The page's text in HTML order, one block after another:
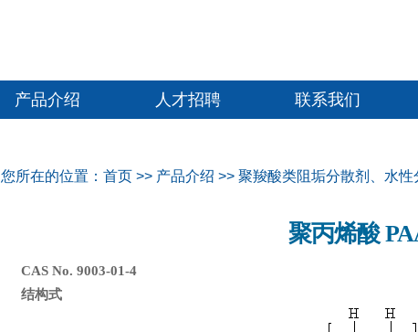
产品介绍 人才招聘 联系我们
您所在的位置：首页 >> 产品介绍 >>聚羧酸类阻垢分散剂、水性
聚丙烯酸
CAS No. 9003-01-4
结构式